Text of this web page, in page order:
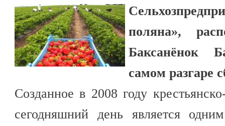
поляна»,
Баксанёнок
самом разгаре
Созданное в 2008 году
сегодняшний день является